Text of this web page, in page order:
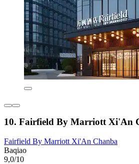
10. Fairfield By Marriott Xi'An
Fairfield By Marriott Xi'An Chanba
Baqiao
9,0/10